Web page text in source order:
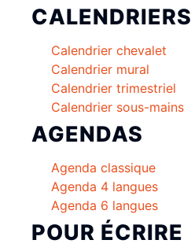
CALENDRIERS
Calendrier chevalet
Calendrier mural
Calendrier trimestriel
Calendrier sous-mains
AGENDAS
Agenda classique
Agenda 4 langues
Agenda 6 langues
POUR ÉCRIRE